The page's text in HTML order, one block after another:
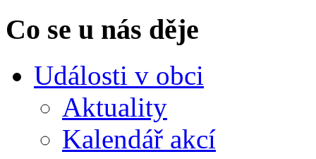
Co se u nás děje
Události v obci
Aktuality
Kalendář akcí